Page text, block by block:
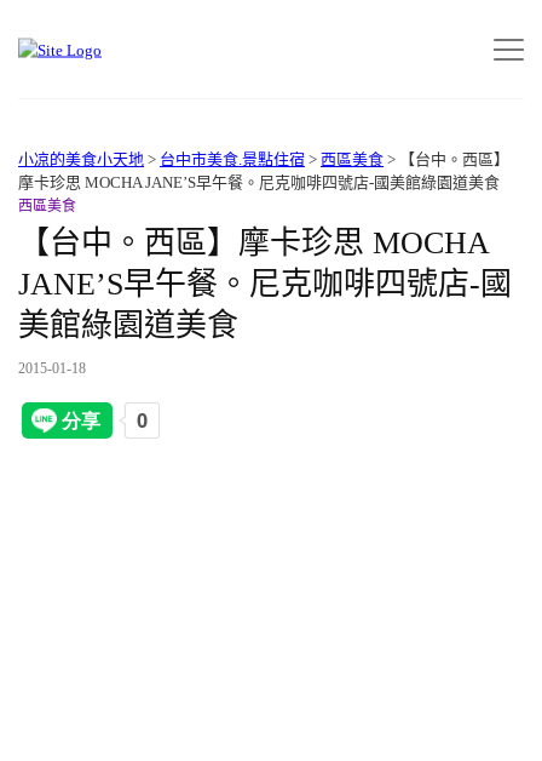
小凉的美食小天地 > 台中市美食.景點住宿 > 西區美食 >
【台中。西區】
摩卡珍思 MOCHA JANE’S早午餐。尼克咖啡四號店-國美館綠園道美食
西區美食
【台中。西區】摩卡珍思 MOCHA
JANE’S早午餐。尼克咖啡四號店-國
美館綠園道美食
2015-01-18